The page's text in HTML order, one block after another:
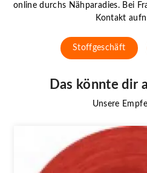
online durchs Nähparadies. Bei
Kontakt
Stoffgeschäft
Das könnte dir
Unsere